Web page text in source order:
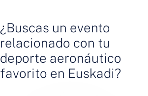
¿Buscas un evento
relacionado con tu
deporte aeronáutico
favorito en Euskadi?